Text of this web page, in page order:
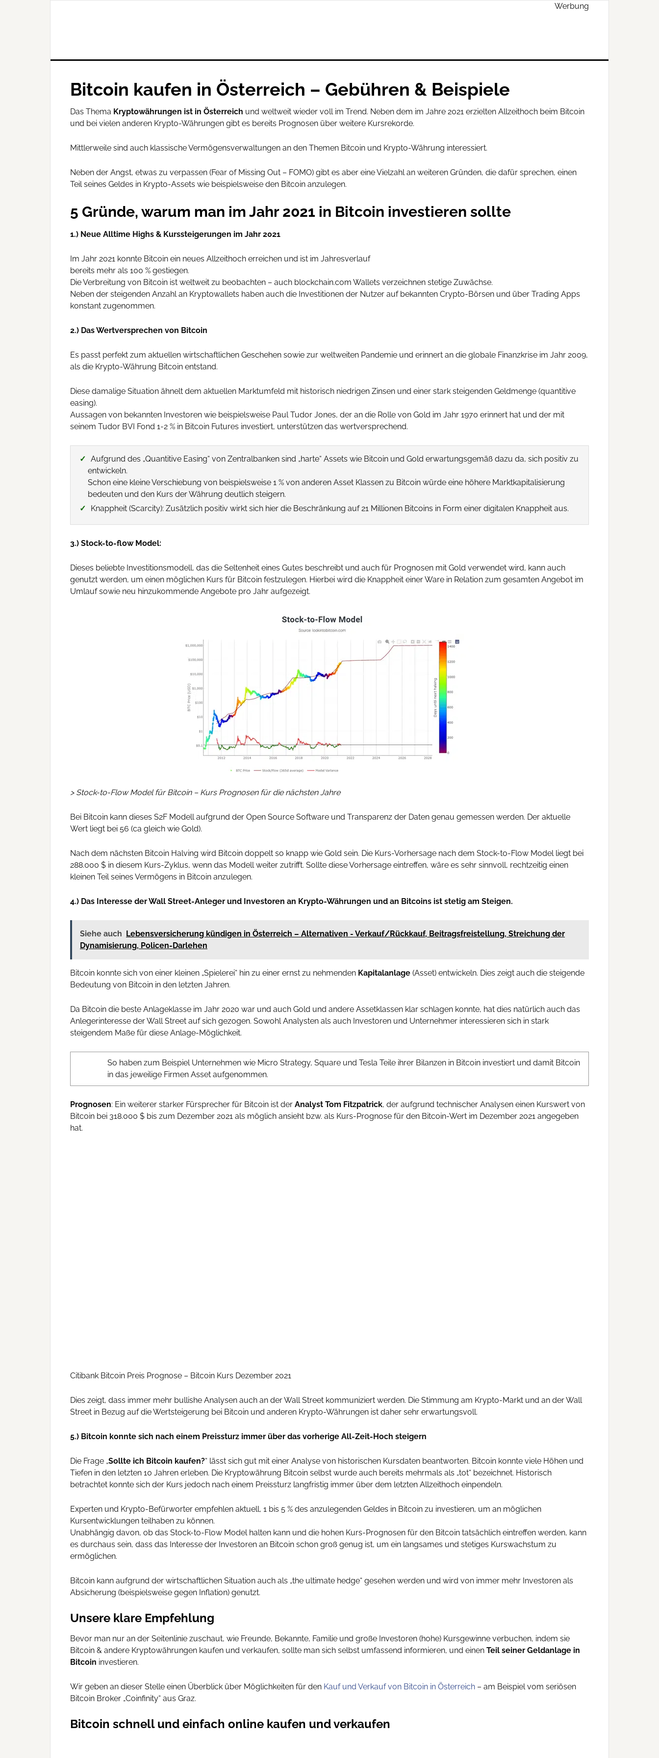
Werbung
Bitcoin kaufen in Österreich – Gebühren & Beispiele
Das Thema Kryptowährungen ist in Österreich und weltweit wieder voll im Trend. Neben dem im Jahre 2021 erzielten Allzeithoch beim Bitcoin
und bei vielen anderen Krypto-Währungen gibt es bereits Prognosen über weitere Kursrekorde.
Mittlerweile sind auch klassische Vermögensverwaltungen an den Themen Bitcoin und Krypto-Währung interessiert.
Neben der Angst, etwas zu verpassen (Fear of Missing Out – FOMO) gibt es aber eine Vielzahl an weiteren Gründen, die dafür sprechen, einen
Teil seines Geldes in Krypto-Assets wie beispielsweise den Bitcoin anzulegen.
5 Gründe, warum man im Jahr 2021 in Bitcoin investieren sollte
1.) Neue Alltime Highs & Kurssteigerungen im Jahr 2021
Im Jahr 2021 konnte Bitcoin ein neues Allzeithoch erreichen und ist im Jahresverlauf
bereits mehr als 100 % gestiegen.
Die Verbreitung von Bitcoin ist weltweit zu beobachten – auch blockchain.com Wallets verzeichnen stetige Zuwächse.
Neben der steigenden Anzahl an Kryptowallets haben auch die Investitionen der Nutzer auf bekannten Crypto-Börsen und über Trading Apps
konstant zugenommen.
2.) Das Wertversprechen von Bitcoin
Es passt perfekt zum aktuellen wirtschaftlichen Geschehen sowie zur weltweiten Pandemie und erinnert an die globale Finanzkrise im Jahr 2009,
als die Krypto-Währung Bitcoin entstand.
Diese damalige Situation ähnelt dem aktuellen Marktumfeld mit historisch niedrigen Zinsen und einer stark steigenden Geldmenge (quantitive
easing).
Aussagen von bekannten Investoren wie beispielsweise Paul Tudor Jones, der an die Rolle von Gold im Jahr 1970 erinnert hat und der mit
seinem Tudor BVI Fond 1-2 % in Bitcoin Futures investiert, unterstützen das wertversprechend.
Aufgrund des „Quantitive Easing“ von Zentralbanken sind „harte“ Assets wie Bitcoin und Gold erwartungsgemäß dazu da, sich positiv zu
entwickeln.
Schon eine kleine Verschiebung von beispielsweise 1 % von anderen Asset Klassen zu Bitcoin würde eine höhere Marktkapitalisierung
bedeuten und den Kurs der Währung deutlich steigern.
Knappheit (Scarcity): Zusätzlich positiv wirkt sich hier die Beschränkung auf 21 Millionen Bitcoins in Form einer digitalen Knappheit aus.
3.) Stock-to-flow Model:
Dieses beliebte Investitionsmodell, das die Seltenheit eines Gutes beschreibt und auch für Prognosen mit Gold verwendet wird, kann auch
genutzt werden, um einen möglichen Kurs für Bitcoin festzulegen. Hierbei wird die Knappheit einer Ware in Relation zum gesamten Angebot im
Umlauf sowie neu hinzukommende Angebote pro Jahr aufgezeigt.
> Stock-to-Flow Model für Bitcoin – Kurs Prognosen für die nächsten Jahre
Bei Bitcoin kann dieses S2F Modell aufgrund der Open Source Software und Transparenz der Daten genau gemessen werden. Der aktuelle
Wert liegt bei 56 (ca gleich wie Gold).
Nach dem nächsten Bitcoin Halving wird Bitcoin doppelt so knapp wie Gold sein. Die Kurs-Vorhersage nach dem Stock-to-Flow Model liegt bei
288.000 $ in diesem Kurs-Zyklus, wenn das Modell weiter zutrifft. Sollte diese Vorhersage eintreffen, wäre es sehr sinnvoll, rechtzeitig einen
kleinen Teil seines Vermögens in Bitcoin anzulegen.
4.) Das Interesse der Wall Street-Anleger und Investoren an Krypto-Währungen und an Bitcoins ist stetig am Steigen.
Siehe auch Lebensversicherung kündigen in Österreich – Alternativen - Verkauf/Rückkauf, Beitragsfreistellung, Streichung der
Dynamisierung, Policen-Darlehen
Bitcoin konnte sich von einer kleinen „Spielerei“ hin zu einer ernst zu nehmenden Kapitalanlage (Asset) entwickeln. Dies zeigt auch die steigende
Bedeutung von Bitcoin in den letzten Jahren.
Da Bitcoin die beste Anlageklasse im Jahr 2020 war und auch Gold und andere Assetklassen klar schlagen konnte, hat dies natürlich auch das
Anlegerinteresse der Wall Street auf sich gezogen. Sowohl Analysten als auch Investoren und Unternehmer interessieren sich in stark
steigendem Maße für diese Anlage-Möglichkeit.
So haben zum Beispiel Unternehmen wie Micro Strategy, Square und Tesla Teile ihrer Bilanzen in Bitcoin investiert und damit Bitcoin
in das jeweilige Firmen Asset aufgenommen.
Prognosen: Ein weiterer starker Fürsprecher für Bitcoin ist der Analyst Tom Fitzpatrick, der aufgrund technischer Analysen einen Kurswert von
Bitcoin bei 318.000 $ bis zum Dezember 2021 als möglich ansieht bzw. als Kurs-Prognose für den Bitcoin-Wert im Dezember 2021 angegeben
hat.
Citibank Bitcoin Preis Prognose – Bitcoin Kurs Dezember 2021
Dies zeigt, dass immer mehr bullishe Analysen auch an der Wall Street kommuniziert werden. Die Stimmung am Krypto-Markt und an der Wall
Street in Bezug auf die Wertsteigerung bei Bitcoin und anderen Krypto-Währungen ist daher sehr erwartungsvoll.
5.) Bitcoin konnte sich nach einem Preissturz immer über das vorherige All-Zeit-Hoch steigern
Die Frage „Sollte ich Bitcoin kaufen?“ lässt sich gut mit einer Analyse von historischen Kursdaten beantworten. Bitcoin konnte viele Höhen und
Tiefen in den letzten 10 Jahren erleben. Die Kryptowährung Bitcoin selbst wurde auch bereits mehrmals als „tot“ bezeichnet. Historisch
betrachtet konnte sich der Kurs jedoch nach einem Preissturz langfristig immer über dem letzten Allzeithoch einpendeln.
Experten und Krypto-Befürworter empfehlen aktuell, 1 bis 5 % des anzulegenden Geldes in Bitcoin zu investieren, um an möglichen
Kursentwicklungen teilhaben zu können.
Unabhängig davon, ob das Stock-to-Flow Model halten kann und die hohen Kurs-Prognosen für den Bitcoin tatsächlich eintreffen werden, kann
es durchaus sein, dass das Interesse der Investoren an Bitcoin schon groß genug ist, um ein langsames und stetiges Kurswachstum zu
ermöglichen.
Bitcoin kann aufgrund der wirtschaftlichen Situation auch als „the ultimate hedge“ gesehen werden und wird von immer mehr Investoren als
Absicherung (beispielsweise gegen Inflation) genutzt.
Unsere klare Empfehlung
Bevor man nur an der Seitenlinie zuschaut, wie Freunde, Bekannte, Familie und große Investoren (hohe) Kursgewinne verbuchen, indem sie
Bitcoin & andere Kryptowährungen kaufen und verkaufen, sollte man sich selbst umfassend informieren, und einen Teil seiner Geldanlage in
Bitcoin investieren.
Wir geben an dieser Stelle einen Überblick über Möglichkeiten für den Kauf und Verkauf von Bitcoin in Österreich – am Beispiel vom seriösen
Bitcoin Broker „Coinfinity“ aus Graz.
Bitcoin schnell und einfach online kaufen und verkaufen